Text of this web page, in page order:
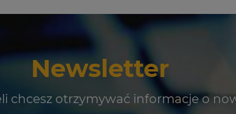
Newsletter
chcesz otrzymywać informacje o